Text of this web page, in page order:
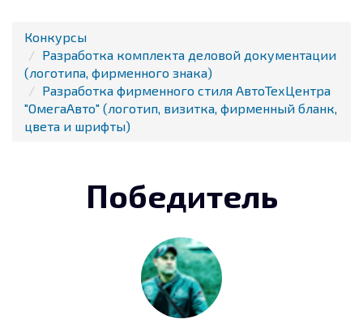
Конкурсы
Разработка комплекта деловой документации
(логотипа, фирменного знака)
Разработка фирменного стиля АвтоТехЦентра
"ОмегаАвто" (логотип, визитка, фирменный бланк,
цвета и шрифты)
Победитель